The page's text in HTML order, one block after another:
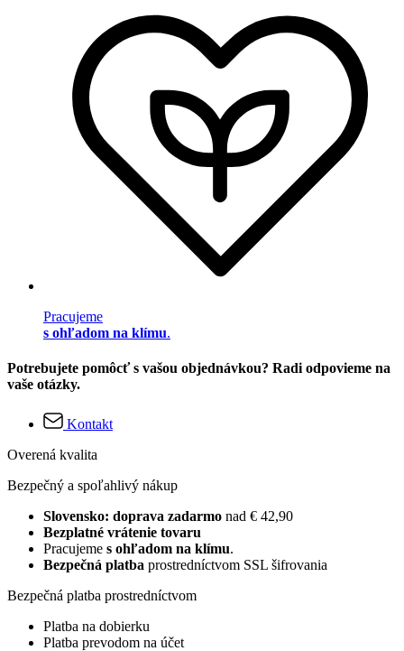
Pracujeme
s ohľadom na klímu.
Potrebujete pomôcť s vašou objednávkou? Radi odpovieme na
vaše otázky.
Kontakt
Overená kvalita
Bezpečný a spoľahlivý nákup
Slovensko: doprava zadarmo nad € 42,90
Bezplatné vrátenie tovaru
Pracujeme s ohľadom na klímu.
Bezpečná platba prostredníctvom SSL šifrovania
Bezpečná platba prostredníctvom
Platba na dobierku
Platba prevodom na účet